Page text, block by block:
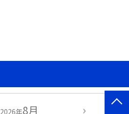
2026年8月